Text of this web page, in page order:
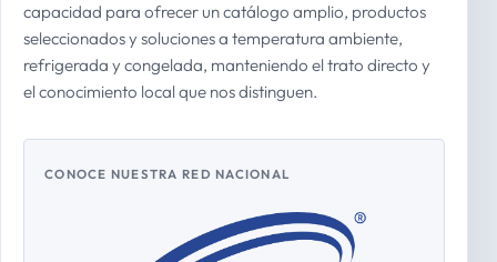
capacidad para ofrecer un catálogo amplio, productos
seleccionados y soluciones a temperatura ambiente,
refrigerada y congelada, manteniendo el trato directo y
el conocimiento local que nos distinguen.
CONOCE NUESTRA RED NACIONAL